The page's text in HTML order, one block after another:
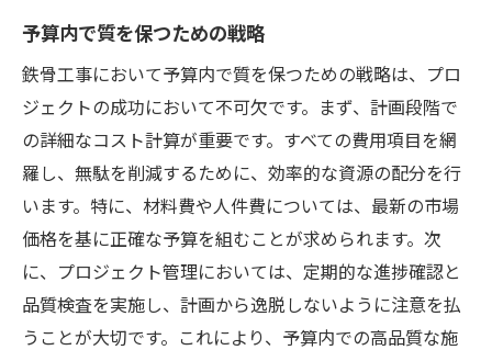
予算内で質を保つための戦略
鉄骨工事において予算内で質を保つための戦略は、プロ
ジェクトの成功において不可欠です。まず、計画段階で
の詳細なコスト計算が重要です。すべての費用項目を網
羅し、無駄を削減するために、効率的な資源の配分を行
います。特に、材料費や人件費については、最新の市場
価格を基に正確な予算を組むことが求められます。次
に、プロジェクト管理においては、定期的な進捗確認と
品質検査を実施し、計画から逸脱しないように注意を払
うことが大切です。これにより、予算内での高品質な施